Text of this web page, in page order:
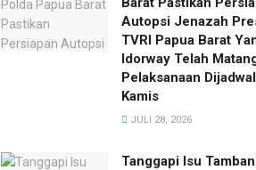
Autopsi Jenazah
TVRI Papua Barat
Idorway Telah
Pelaksanaan
Kamis
JULI 28, 2026
Tanggapi Isu